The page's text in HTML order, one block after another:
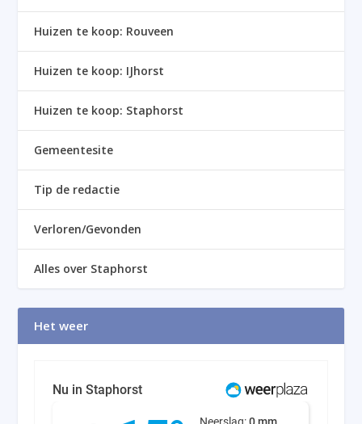
Huizen te koop: Rouveen
Huizen te koop: IJhorst
Huizen te koop: Staphorst
Gemeentesite
Tip de redactie
Verloren/Gevonden
Alles over Staphorst
Het weer